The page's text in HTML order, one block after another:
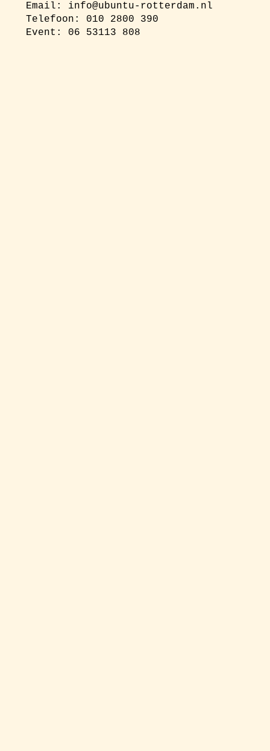
Email: info@ubuntu-rotterdam.nl
Telefoon: 010 2800 390
Event: 06 53113 808